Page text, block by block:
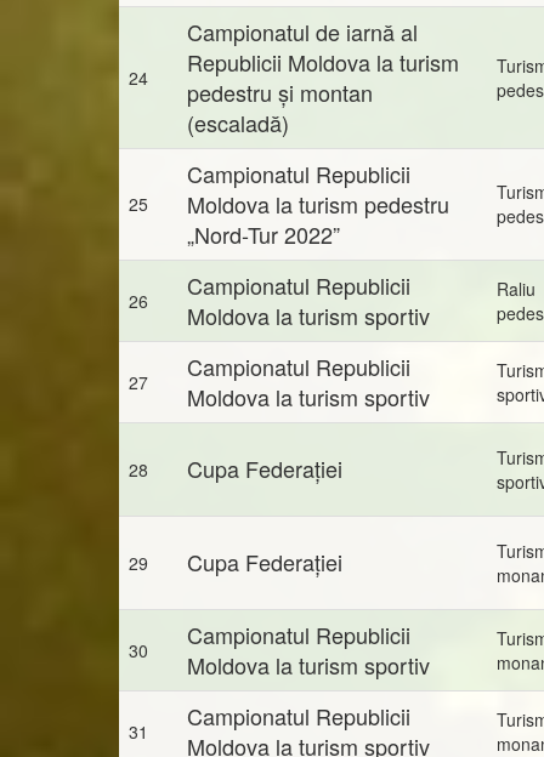
24
Campionatul de iarnă al
Republicii Moldova la turism
pedestru și montan
(escaladă)
25
Campionatul Republicii
Moldova la turism pedestru
„Nord-Tur 2022”
26
Campionatul Republicii
Moldova la turism sportiv
Raliu
27
Campionatul Republicii
Moldova la turism sportiv
28 Cupa Federației
29 Cupa Federației
30
Campionatul Republicii
Moldova la turism sportiv
31
Campionatul Republicii
Moldova la turism sportiv